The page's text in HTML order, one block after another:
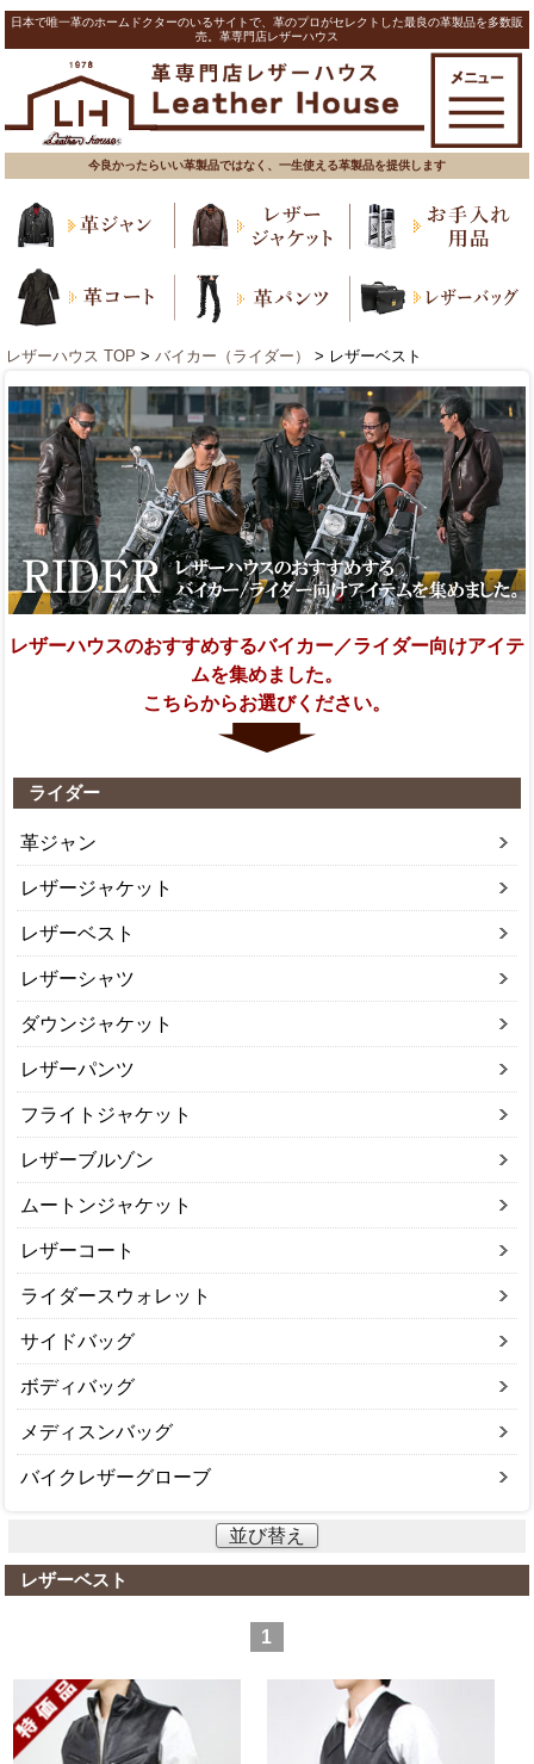
日本で唯一革のホームドクターのいるサイトで、革のプロがセレクトした最良の革製品を多数販
売。革専門店レザーハウス
今良かったらいい革製品ではなく、一生使える革製品を提供します
レザーハウス TOP > バイカー（ライダー） > レザーベスト
レザーハウスのおすすめするバイカー／ライダー向けアイテ
ムを集めました。
こちらからお選びください。
ライダー
革ジャン
レザージャケット
レザーベスト
レザーシャツ
ダウンジャケット
レザーパンツ
フライトジャケット
レザーブルゾン
ムートンジャケット
レザーコート
ライダースウォレット
サイドバッグ
ボディバッグ
メディスンバッグ
バイクレザーグローブ
並び替え
レザーベスト
1